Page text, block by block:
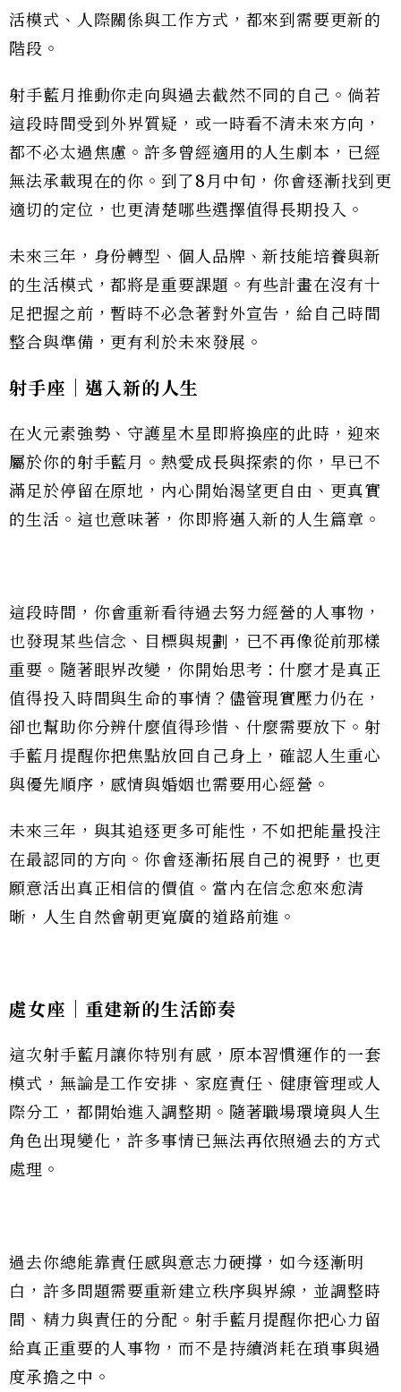
活模式、人際關係與工作方式，都來到需要更新的
階段。
射手藍月推動你走向與過去截然不同的自己。倘若
這段時間受到外界質疑，或一時看不清未來方向，
都不必太過焦慮。許多曾經適用的人生劇本，已經
無法承載現在的你。到了8月中旬，你會逐漸找到更
適切的定位，也更清楚哪些選擇值得長期投入。
未來三年，身份轉型、個人品牌、新技能培養與新
的生活模式，都將是重要課題。有些計畫在沒有十
足把握之前，暫時不必急著對外宣告，給自己時間
整合與準備，更有利於未來發展。
射手座｜邁入新的人生
在火元素強勢、守護星木星即將換座的此時，迎來
屬於你的射手藍月。熱愛成長與探索的你，早已不
滿足於停留在原地，內心開始渴望更自由、更真實
的生活。這也意味著，你即將邁入新的人生篇章。
這段時間，你會重新看待過去努力經營的人事物，
也發現某些信念、目標與規劃，已不再像從前那樣
重要。隨著眼界改變，你開始思考：什麼才是真正
值得投入時間與生命的事情？儘管現實壓力仍在，
卻也幫助你分辨什麼值得珍惜、什麼需要放下。射
手藍月提醒你把焦點放回自己身上，確認人生重心
與優先順序，感情與婚姻也需要用心經營。
未來三年，與其追逐更多可能性，不如把能量投注
在最認同的方向。你會逐漸拓展自己的視野，也更
願意活出真正相信的價值。當內在信念愈來愈清
晰，人生自然會朝更寬廣的道路前進。
處女座｜重建新的生活節奏
這次射手藍月讓你特別有感，原本習慣運作的一套
模式，無論是工作安排、家庭責任、健康管理或人
際分工，都開始進入調整期。隨著職場環境與人生
角色出現變化，許多事情已無法再依照過去的方式
處理。
過去你總能靠責任感與意志力硬撐，如今逐漸明
白，許多問題需要重新建立秩序與界線，並調整時
間、精力與責任的分配。射手藍月提醒你把心力留
給真正重要的人事物，而不是持續消耗在瑣事與過
度承擔之中。